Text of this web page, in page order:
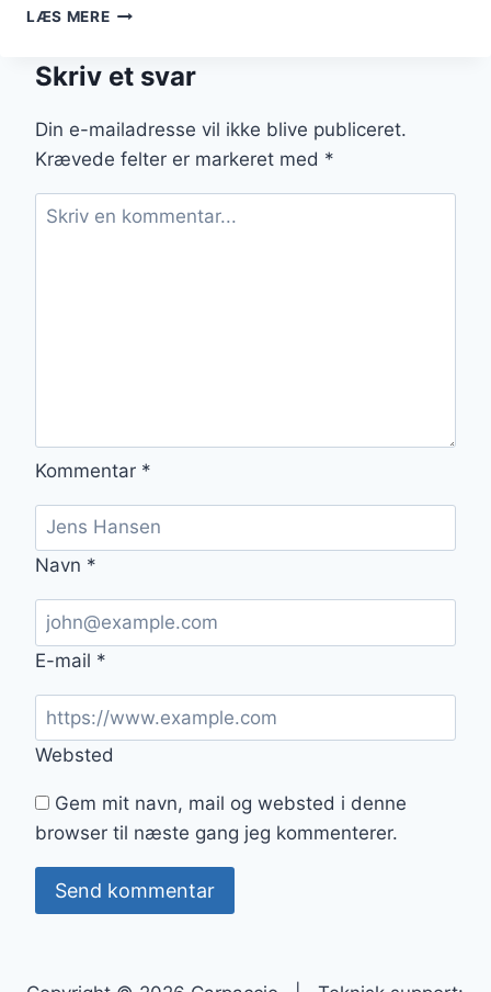
LÆS MERECARPACCIO
Skriv et svar
Din e-mailadresse vil ikke blive publiceret.
Krævede felter er markeret med *
Kommentar *
Navn *
E-mail *
Websted
Gem mit navn, mail og websted i denne
browser til næste gang jeg kommenterer.